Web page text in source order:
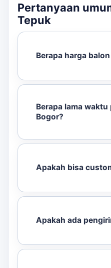
Pertanyaan
Tepuk
Berapa harga
Berapa lama
Bogor?
Apakah bisa
Apakah ada